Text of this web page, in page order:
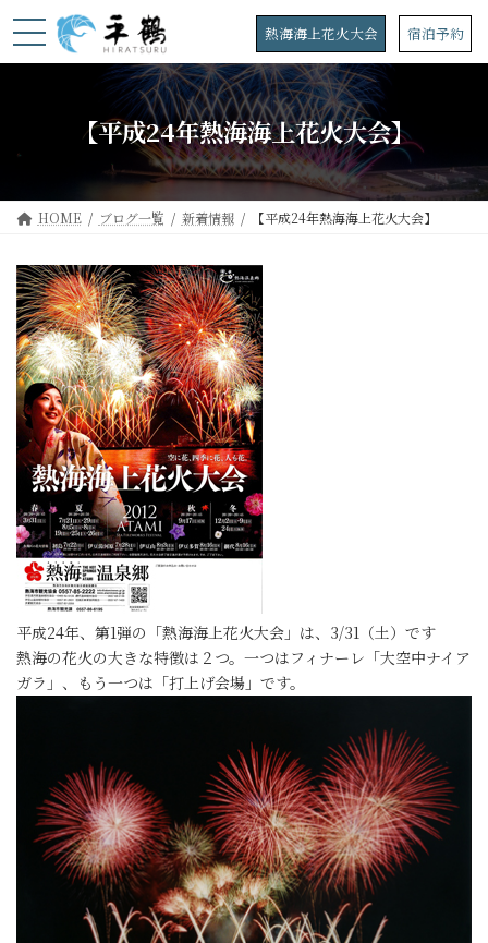
ン
プ
ビ
動
熱海海上花火大会 宿泊予約
【平成24年熱海海上花火大会】
HOME ブログ一覧 新着情報 【平成24年熱海海上花火大会】
平成24年、第1弾の「熱海海上花火大会」は、3/31（土）です
熱海の花火の大きな特徴は２つ。一つはフィナーレ「大空中ナイア
ガラ」、もう一つは「打上げ会場」です。